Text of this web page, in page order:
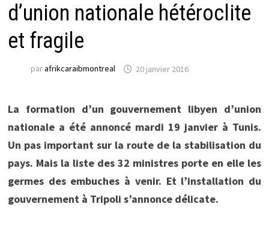
d’union nationale hétéroclite
et fragile
parafrikcaraibmontreal 20 janvier 2016
La formation d’un gouvernement libyen d’union
nationale a été annoncé mardi 19 janvier à Tunis.
Un pas important sur la route de la stabilisation du
pays. Mais la liste des 32 ministres porte en elle les
germes des embuches à venir. Et l’installation du
gouvernement à Tripoli s’annonce délicate.